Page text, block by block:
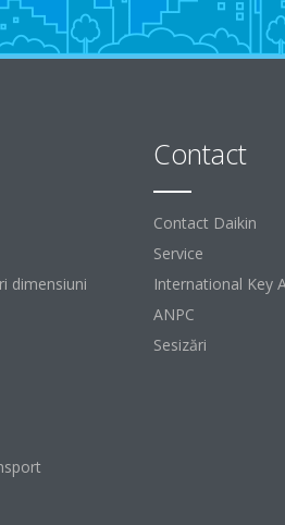
dimensiuni
Contact
Contact Daikin
Service
International Key
ANPC
Sesizări